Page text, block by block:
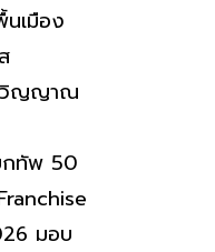
เมือง
วิญญาณ
ทัพ 50
มอบ